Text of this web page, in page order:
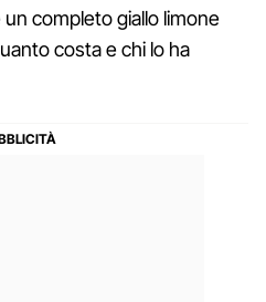
completo giallo limone
costa e chi lo ha